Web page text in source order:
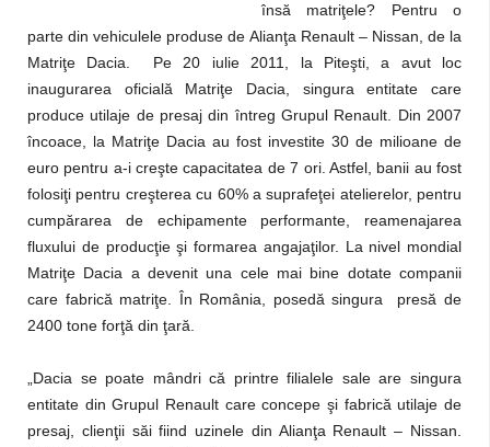
însă matriţele? Pentru o
parte din vehiculele produse de Alianţa Renault – Nissan, de la
Matriţe Dacia. Pe 20 iulie 2011, la Piteşti, a avut loc
inaugurarea oficială Matriţe Dacia, singura entitate care
produce utilaje de presaj din întreg Grupul Renault. Din 2007
încoace, la Matriţe Dacia au fost investite 30 de milioane de
euro pentru a-i creşte capacitatea de 7 ori. Astfel, banii au fost
folosiţi pentru creşterea cu 60% a suprafeţei atelierelor, pentru
cumpărarea de echipamente performante, reamenajarea
fluxului de producţie şi formarea angajaţilor. La nivel mondial
Matriţe Dacia a devenit una cele mai bine dotate companii
care fabrică matriţe. În România, posedă singura presă de
2400 tone forţă din ţară.
„Dacia se poate mândri că printre filialele sale are singura
entitate din Grupul Renault care concepe şi fabrică utilaje de
presaj, clienţii săi fiind uzinele din Alianţa Renault – Nissan.